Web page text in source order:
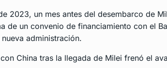
2023, un mes antes del desembarco de
de un convenio de financiamiento con el
administración.
China tras la llegada de Milei frenó el